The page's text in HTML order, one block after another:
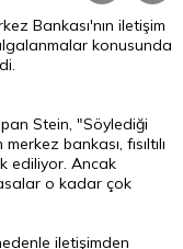
Bankası'nın iletişim
konusunda
Stein, "Söylediği
bankası, fısıltılı
ediliyor. Ancak
o kadar çok
iletişimden